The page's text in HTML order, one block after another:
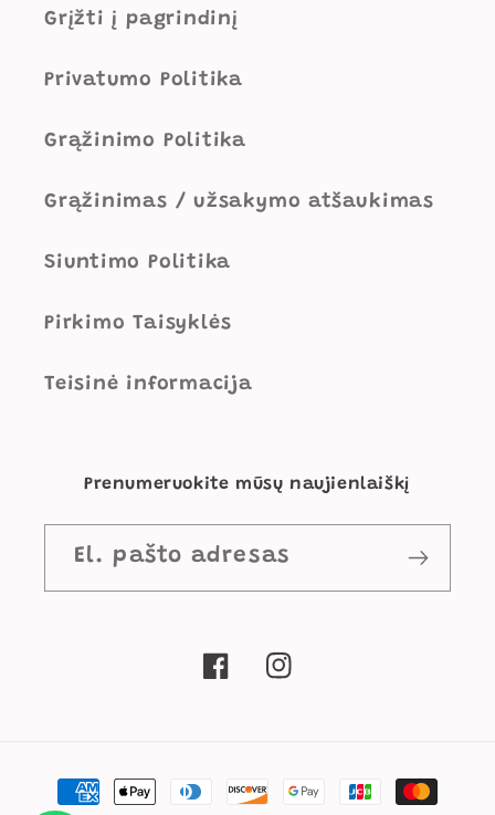
Grįžti į pagrindinį
Privatumo Politika
Grąžinimo Politika
Grąžinimas / užsakymo atšaukimas
Siuntimo Politika
Pirkimo Taisyklės
Teisinė informacija
Prenumeruokite mūsų naujienlaiškį
El. pašto adresas
„Facebook“„Instagram“
Mokėjimo